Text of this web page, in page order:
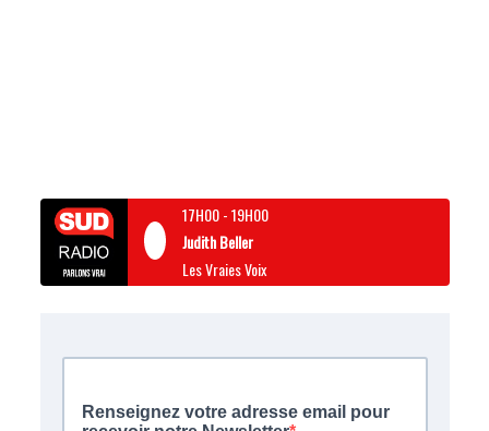
17H00-19H00
Judith Beller
Les Vraies Voix